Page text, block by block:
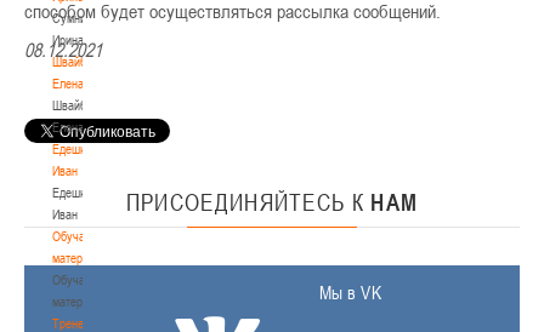
Сумникова
Ирина
Швайбович
Елена
Швайбович
Елена
Едешко
Иван
Едешко
Иван
Обучающие
материалы
Обучающие
материалы
Тренерам
способом будет осуществляться рассылка сообщений.
08.12.2021
ПРИСОЕДИНЯЙТЕСЬ К НАМ
Мы в VK